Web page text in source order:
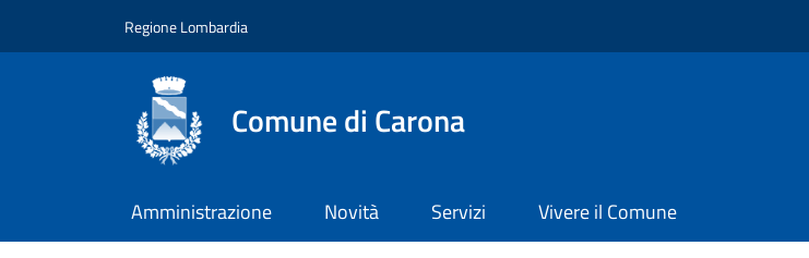
Regione Lombardia
Comune di Carona
Amministrazione Novità Servizi Vivere il Comune